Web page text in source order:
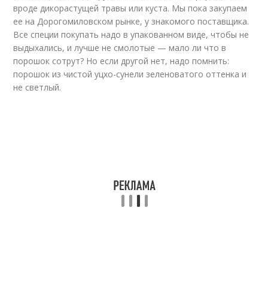
вроде дикорастущей травы или куста. Мы пока закупаем
ее на Дорогомиловском рынке, у знакомого поставщика.
Все специи покупать надо в упакованном виде, чтобы не
выдыхались, и лучше не смолотые — мало ли что в
порошок сотрут? Но если другой нет, надо помнить:
порошок из чистой уцхо-сунели зеленоватого оттенка и
не светлый.